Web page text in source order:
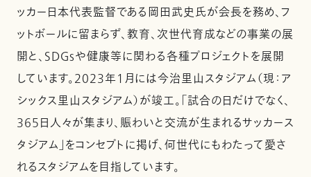
ッカー日本代表監督である岡田武史氏が会長を務め、フ
ットボールに留まらず、教育、次世代育成などの事業の展
開と、SDGsや健康等に関わる各種プロジェクトを展開
しています。2023年1月には今治里山スタジアム（現：ア
シックス里山スタジアム）が竣工。「試合の日だけでなく、
365日人々が集まり、賑わいと交流が生まれるサッカース
タジアム」をコンセプトに掲げ、何世代にもわたって愛さ
れるスタジアムを目指しています。